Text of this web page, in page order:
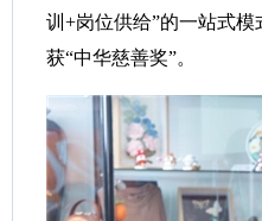
训+岗位供给”的一站式
获“中华慈善奖”。